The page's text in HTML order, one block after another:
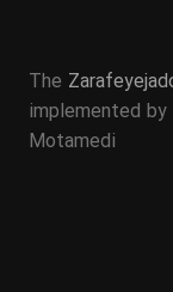
The
implemented by
Motamedi